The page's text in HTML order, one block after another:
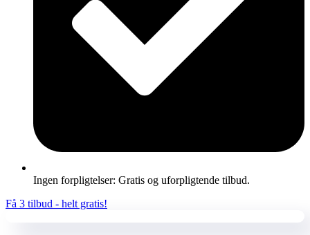
Ingen forpligtelser: Gratis og uforpligtende tilbud.
Få 3 tilbud - helt gratis!